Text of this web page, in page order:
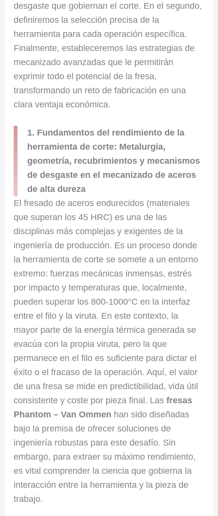
desgaste que gobiernan el corte. En el segundo,
definiremos la selección precisa de la
herramienta para cada operación específica.
Finalmente, estableceremos las estrategias de
mecanizado avanzadas que le permitirán
exprimir todo el potencial de la fresa,
transformando un reto de fabricación en una
clara ventaja económica.
1. Fundamentos del rendimiento de la
herramienta de corte: Metalurgia,
geometría, recubrimientos y mecanismos
de desgaste en el mecanizado de aceros
de alta dureza
El fresado de aceros endurecidos (materiales
que superan los 45 HRC) es una de las
disciplinas más complejas y exigentes de la
ingeniería de producción. Es un proceso donde
la herramienta de corte se somete a un entorno
extremo: fuerzas mecánicas inmensas, estrés
por impacto y temperaturas que, localmente,
pueden superar los 800-1000°C en la interfaz
entre el filo y la viruta. En este contexto, la
mayor parte de la energía térmica generada se
evacúa con la propia viruta, pero la que
permanece en el filo es suficiente para dictar el
éxito o el fracaso de la operación. Aquí, el valor
de una fresa se mide en predictibilidad, vida útil
consistente y coste por pieza final. Las fresas
Phantom – Van Ommen han sido diseñadas
bajo la premisa de ofrecer soluciones de
ingeniería robustas para este desafío. Sin
embargo, para extraer su máximo rendimiento,
es vital comprender la ciencia que gobierna la
interacción entre la herramienta y la pieza de
trabajo.